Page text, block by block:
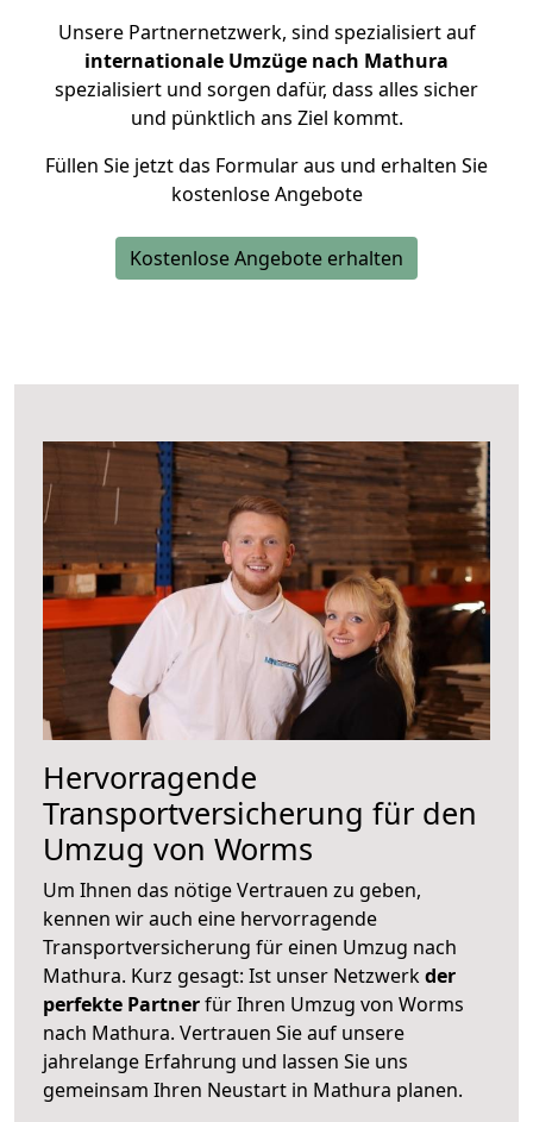
Unsere Partnernetzwerk, sind spezialisiert auf
internationale Umzüge nach Mathura
spezialisiert und sorgen dafür, dass alles sicher
und pünktlich ans Ziel kommt.
Füllen Sie jetzt das Formular aus und erhalten Sie
kostenlose Angebote
Kostenlose Angebote erhalten
Hervorragende
Transportversicherung für den
Umzug von Worms
Um Ihnen das nötige Vertrauen zu geben,
kennen wir auch eine hervorragende
Transportversicherung für einen Umzug nach
Mathura. Kurz gesagt: Ist unser Netzwerkder
perfekte Partnerfür Ihren Umzug von Worms
nach Mathura. Vertrauen Sie auf unsere
jahrelange Erfahrung und lassen Sie uns
gemeinsam Ihren Neustart in Mathura planen.